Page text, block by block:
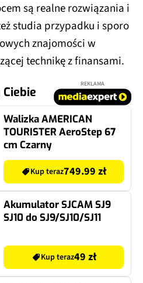
są realne rozwiązania i
studia przypadku i sporo
znajomości w
technikę z finansami.
REKLAMA
Walizka AMERICAN
TOURISTER AeroStep 67
cm Czarny
Kup teraz749.99 zł
Akumulator SJCAM SJ9
SJ10 do SJ9/SJ10/SJ11
Kup teraz49 zł